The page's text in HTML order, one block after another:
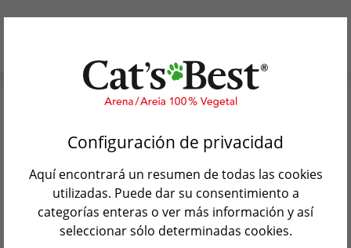
Por qué Cat’s Best
Nuestros productos
Blog de gatos
Búsqueda de tiendas
Rápido y fácil:aquí se
muestran todos los
distribuidores de Cat’s
Best
Configuración de privacidad
Aquí encontrará un resumen de todas las cookies
utilizadas. Puede dar su consentimiento a
categorías enteras o ver más información y así
seleccionar sólo determinadas cookies.